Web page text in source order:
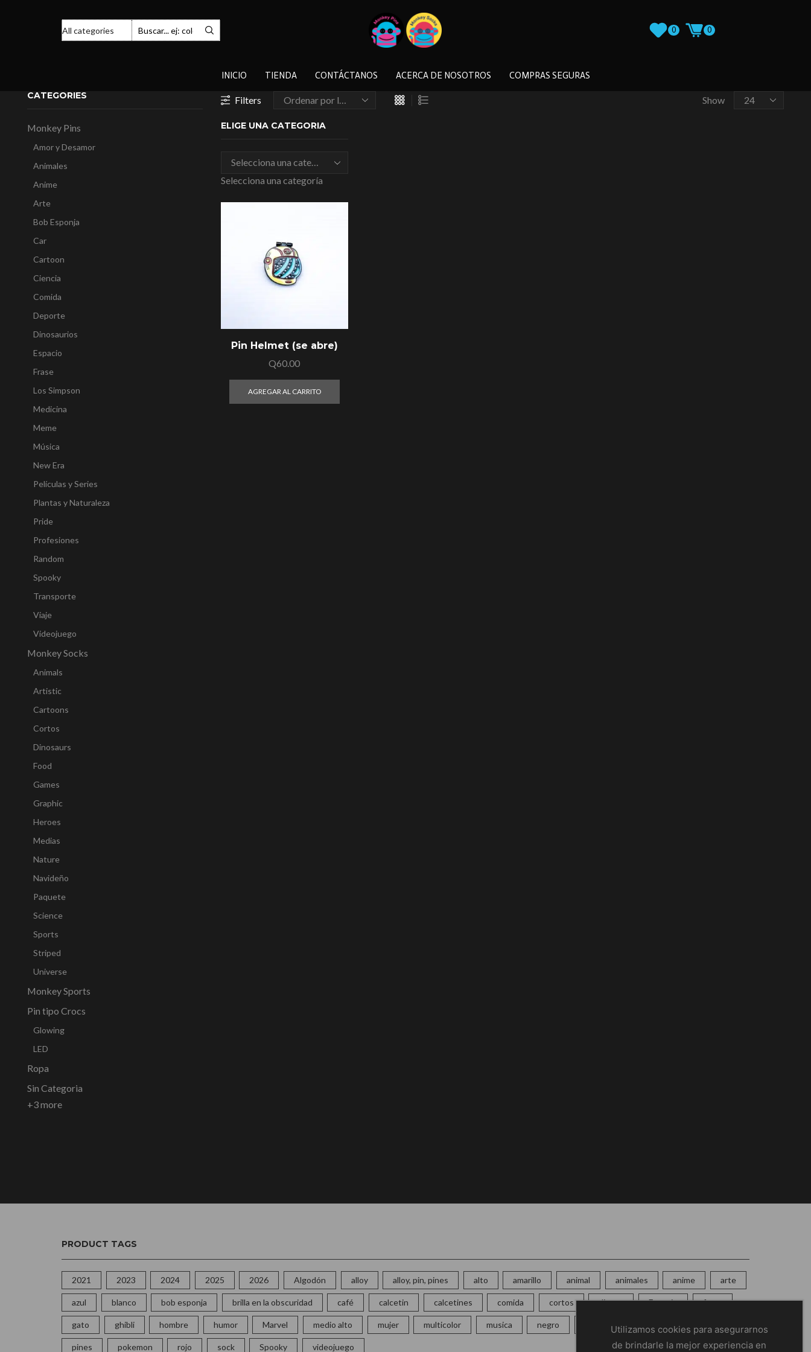
0 0
INICIO TIENDA CONTÁCTANOS ACERCA DE NOSOTROS COMPRAS SEGURAS
Filters Show
ELIGE UNA CATEGORIA
Selecciona una categoría
Pin Helmet (se abre)
Q60.00
AGREGAR AL CARRITO
CATEGORIES
Monkey Pins
Amor y Desamor
Animales
Anime
Arte
Bob Esponja
Car
Cartoon
Ciencia
Comida
Deporte
Dinosaurios
Espacio
Frase
Los Simpson
Medicina
Meme
Música
New Era
Películas y Series
Plantas y Naturaleza
Pride
Profesiones
Random
Spooky
Transporte
Viaje
Videojuego
Monkey Socks
Animals
Artistic
Cartoons
Cortos
Dinosaurs
Food
Games
Graphic
Heroes
Medias
Nature
Navideño
Paquete
Science
Sports
Striped
Universe
Monkey Sports
Pin tipo Crocs
Glowing
LED
Ropa
Sin Categoria
+3 more
PRODUCT TAGS
2021 2023 2024 2025 2026 Algodón alloy alloy, pin, pines alto amarillo animal animales anime arte
azul blanco bob esponja brilla en la obscuridad café calcetin calcetines comida cortos disney Espacio frase
gato ghibli hombre humor Marvel medio alto mujer multicolor musica negro One Piece perro pin
pines pokemon rojo sock Spooky videojuego
Utilizamos cookies para asegurarnos
de brindarle la mejor experiencia en